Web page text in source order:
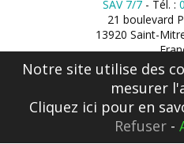
SAV 7/7- Tél. :
21 boulevard
13920 Saint-
Notre site utilise des
mesurer
Cliquez ici pour en
Refuser-